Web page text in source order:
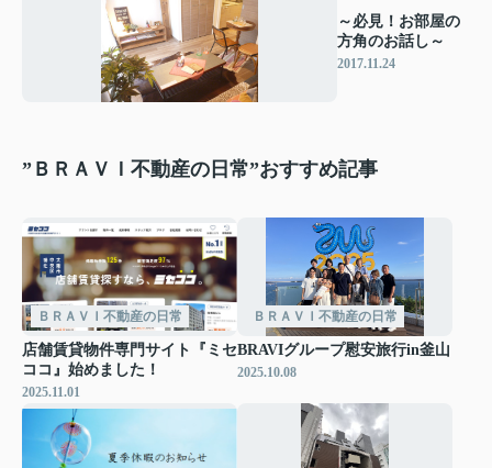
～必見！お部屋の
方角のお話し～
2017.11.24
”ＢＲＡＶＩ不動産の日常”おすすめ記事
ＢＲＡＶＩ不動産の日常
店舗賃貸物件専門サイト『ミセ
ココ』始めました！
2025.11.01
ＢＲＡＶＩ不動産の日常
BRAVIグループ慰安旅行in釜山
2025.10.08